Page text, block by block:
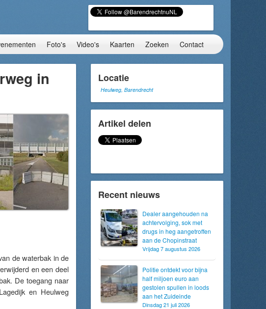
Foto's Video's Kaarten Zoeken Contact
in
de waterbak in de
en een deel
De toegang naar
en Heulweg
Locatie
Heulweg, Barendrecht
Artikel delen
Recent nieuws
Dealer aangehouden na
achtervolging, sok met
drugs in heg aangetroffen
aan de Chopinstraat
Vrijdag 7 augustus 2026
Politie ontdekt voor bijna
half miljoen euro aan
gestolen spullen in loods
aan het Zuideinde
Dinsdag 21 juli 2026